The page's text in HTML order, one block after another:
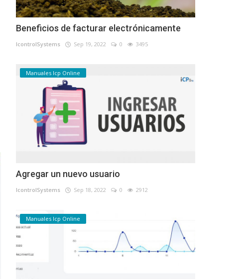
Beneficios de facturar electrónicamente
IcontrolSystems Sep 19, 2022 0 3495
Manuales Icp Online
Agregar un nuevo usuario
IcontrolSystems Sep 18, 2022 0 2912
Manuales Icp Online